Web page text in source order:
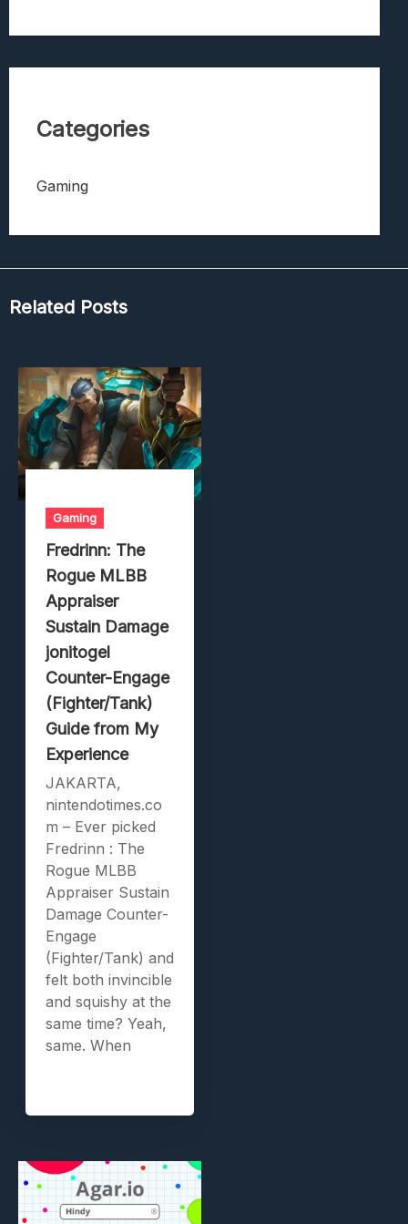
Categories
Gaming
Related Posts
Gaming
Fredrinn: The
Rogue MLBB
Appraiser
Sustain Damage
jonitogel
Counter-Engage
(Fighter/Tank)
Guide from My
Experience
JAKARTA,
nintendotimes.co
m – Ever picked
Fredrinn : The
Rogue MLBB
Appraiser Sustain
Damage Counter-
Engage
(Fighter/Tank) and
felt both invincible
and squishy at the
same time? Yeah,
same. When